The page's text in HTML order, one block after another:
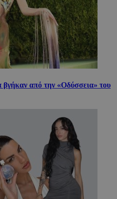
βγήκαν από την «Οδύσσεια» του